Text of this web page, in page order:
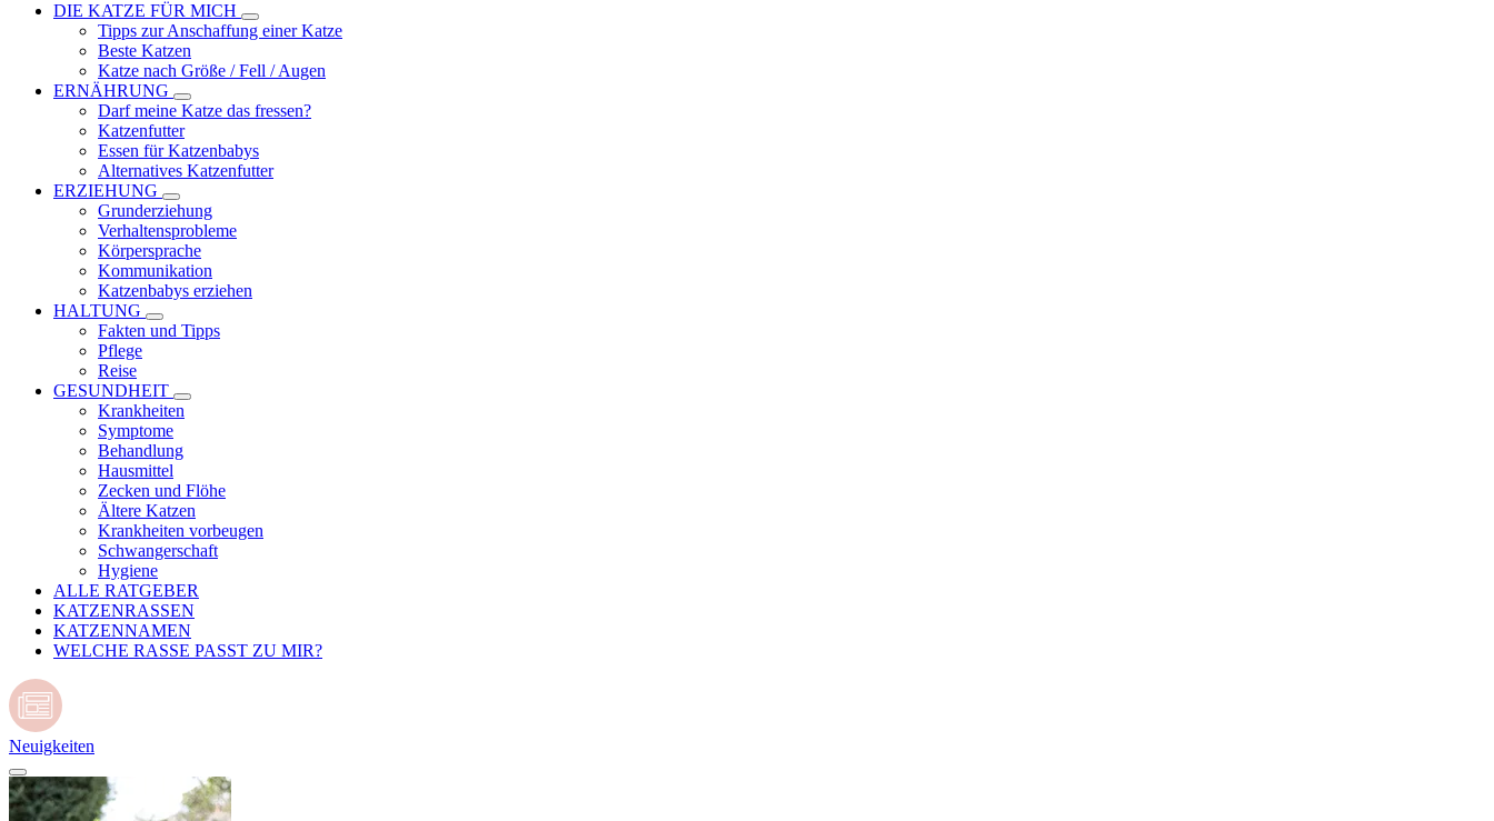
DIE KATZE FÜR MICH
Tipps zur Anschaffung einer Katze
Beste Katzen
Katze nach Größe / Fell / Augen
ERNÄHRUNG
Darf meine Katze das fressen?
Katzenfutter
Essen für Katzenbabys
Alternatives Katzenfutter
ERZIEHUNG
Grunderziehung
Verhaltensprobleme
Körpersprache
Kommunikation
Katzenbabys erziehen
HALTUNG
Fakten und Tipps
Pflege
Reise
GESUNDHEIT
Krankheiten
Symptome
Behandlung
Hausmittel
Zecken und Flöhe
Ältere Katzen
Krankheiten vorbeugen
Schwangerschaft
Hygiene
ALLE RATGEBER
KATZENRASSEN
KATZENNAMEN
WELCHE RASSE PASST ZU MIR?
Neuigkeiten